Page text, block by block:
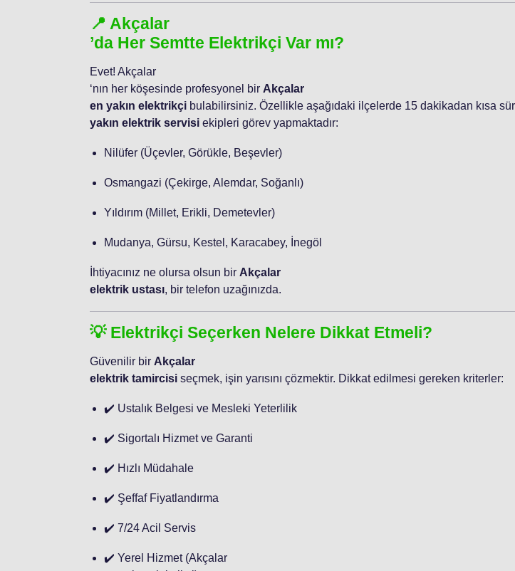
📍 Akçalar
’da Her Semtte Elektrikçi Var mı?
Evet! Akçalar
‘nın her köşesinde profesyonel bir Akçalar
en yakın elektrikçi bulabilirsiniz. Özellikle aşağıdaki ilçelerde 15 dakikadan kısa
yakın elektrik servisi ekipleri görev yapmaktadır:
Nilüfer (Üçevler, Görükle, Beşevler)
Osmangazi (Çekirge, Alemdar, Soğanlı)
Yıldırım (Millet, Erikli, Demetevler)
Mudanya, Gürsu, Kestel, Karacabey, İnegöl
İhtiyacınız ne olursa olsun bir Akçalar
elektrik ustası, bir telefon uzağınızda.
💡 Elektrikçi Seçerken Nelere Dikkat Etmeli?
Güvenilir bir Akçalar
elektrik tamircisi seçmek, işin yarısını çözmektir. Dikkat edilmesi gereken kriterler:
✔️ Ustalık Belgesi ve Mesleki Yeterlilik
✔️ Sigortalı Hizmet ve Garanti
✔️ Hızlı Müdahale
✔️ Şeffaf Fiyatlandırma
✔️ 7/24 Acil Servis
✔️ Yerel Hizmet (Akçalar